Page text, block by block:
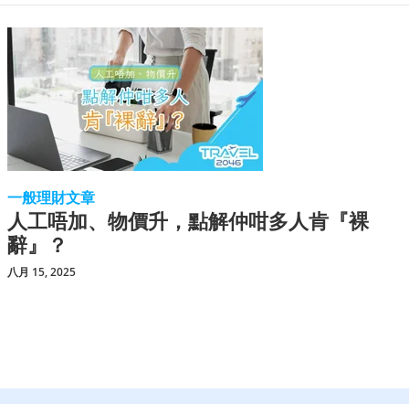
一般理財文章
人工唔加、物價升，點解仲咁多人肯『裸
辭』？
八月 15, 2025